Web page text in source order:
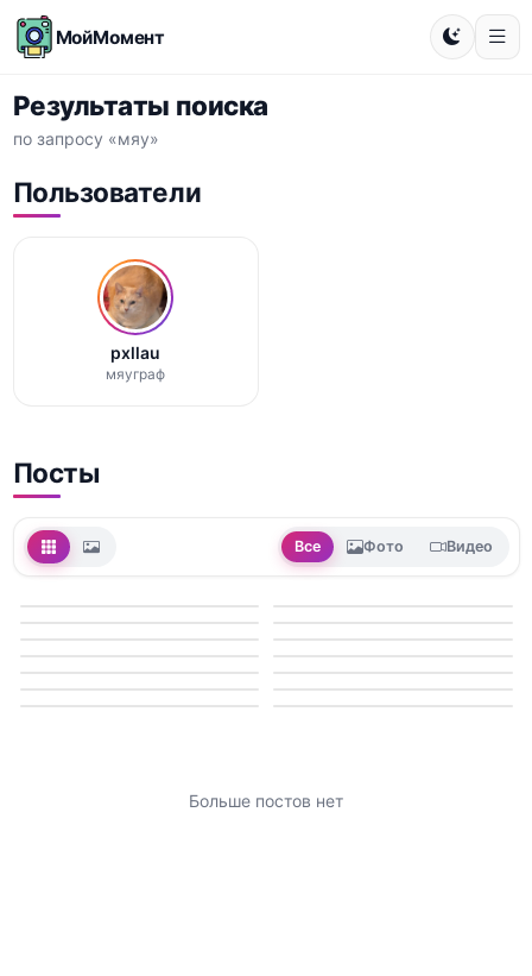
МойМомент
Результаты поиска
по запросу «мяу»
Пользователи
pxllau
мяуграф
Посты
Все Фото Видео
Больше постов нет